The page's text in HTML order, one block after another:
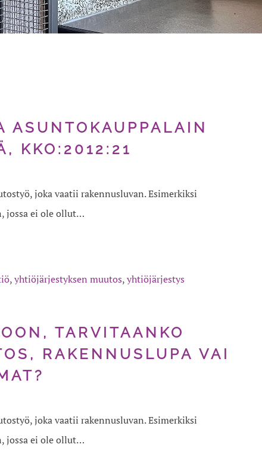
ASUNTOKAUPPALAIN
KKO:2012:21
joka vaatii rakennusluvan. Esimerkiksi
jossa ei ole ollut…
,yhtiöjärjestyksen muutos,yhtiöjärjestys
TARVITAANKO
RAKENNUSLUPA VAI
joka vaatii rakennusluvan. Esimerkiksi
jossa ei ole ollut…